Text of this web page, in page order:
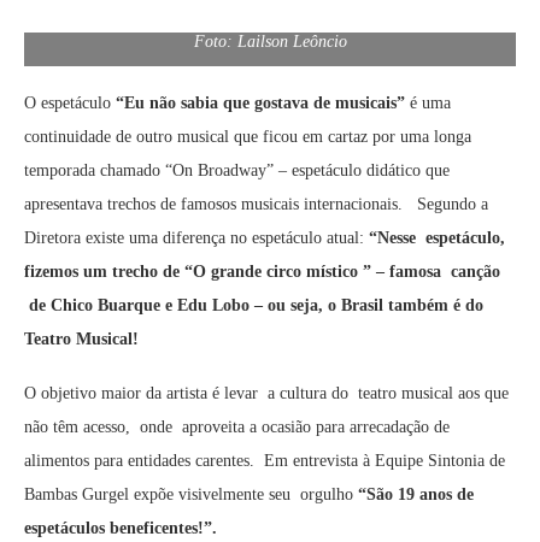
Foto: Lailson Leôncio
O espetáculo “Eu não sabia que gostava de musicais” é uma
continuidade de outro musical que ficou em cartaz por uma longa
temporada chamado “On Broadway” – espetáculo didático que
apresentava trechos de famosos musicais internacionais. Segundo a
Diretora existe uma diferença no espetáculo atual: “Nesse espetáculo,
fizemos um trecho de “O grande circo místico ” – famosa canção
de Chico Buarque e Edu Lobo – ou seja, o Brasil também é do
Teatro Musical!
O objetivo maior da artista é levar a cultura do teatro musical aos que
não têm acesso, onde aproveita a ocasião para arrecadação de
alimentos para entidades carentes. Em entrevista à Equipe Sintonia de
Bambas Gurgel expõe visivelmente seu orgulho “São 19 anos de
espetáculos beneficentes!”.